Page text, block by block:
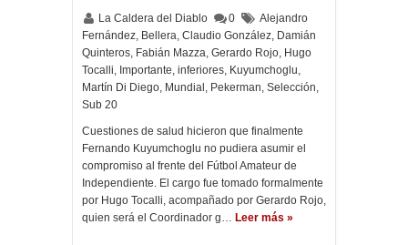
La Caldera del Diablo 0
Alejandro
Fernández, Bellera, Claudio González, Damián
Quinteros, Fabián Mazza, Gerardo Rojo, Hugo
Tocalli, Importante, inferiores, Kuyumchoglu,
Martín Di Diego, Mundial , Pekerman, Selección,
Sub 20
Cuestiones de salud hicieron que finalmente
Fernando Kuyumchoglu no pudiera asumir el
compromiso al frente del Fútbol Amateur de
Independiente. El cargo fue tomado formalmente
por Hugo Tocalli, acompañado por Gerardo Rojo,
quien será el Coordinador g… Leer más »